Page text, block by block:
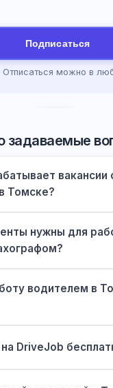
Подписаться
Отписаться можно в
задаваемые
вакансии
Томске?
нужны для
водителем в
DriveJob